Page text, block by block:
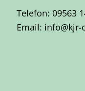
Telefon: 09563
Email: info@kjr-